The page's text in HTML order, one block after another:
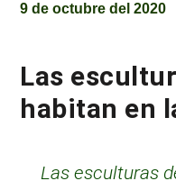
9 de octubre del 2020
Las
habitan en
Las esculturas